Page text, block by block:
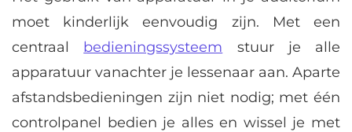
moet kinderlijk eenvoudig zijn. Met een
centraal bedieningssysteem stuur je alle
apparatuur vanachter je lessenaar aan. Aparte
afstandsbedieningen zijn niet nodig; met één
controlpanel bedien je alles en wissel je met